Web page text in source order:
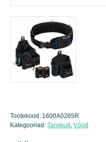
Tootekood: 1600A0265R
Kategooriad: Tarvikud Vööd